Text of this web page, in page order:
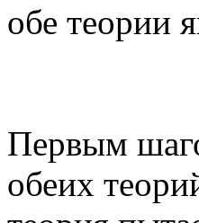
обе теории
Первым
обеих